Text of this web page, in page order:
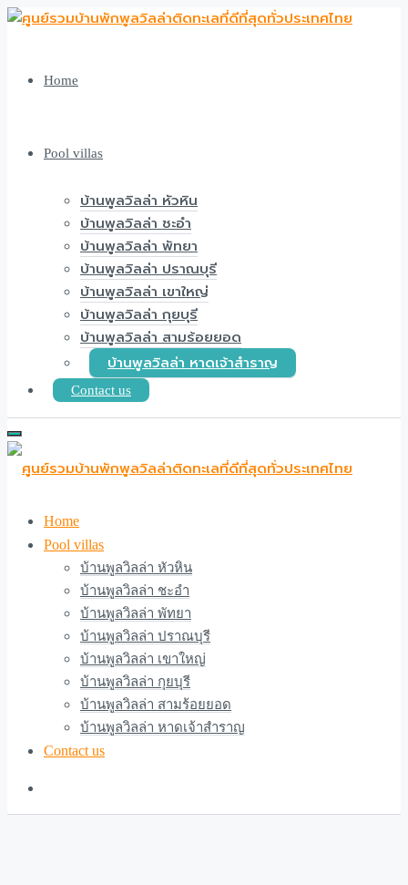
Home
Pool villas
บ้านพูลวิลล่า หัวหิน
บ้านพูลวิลล่า ชะอำ
บ้านพูลวิลล่า พัทยา
บ้านพูลวิลล่า ปราณบุรี
บ้านพูลวิลล่า เขาใหญ่
บ้านพูลวิลล่า กุยบุรี
บ้านพูลวิลล่า สามร้อยยอด
บ้านพูลวิลล่า หาดเจ้าสำราญ
Contact us
Home
Pool villas
บ้านพูลวิลล่า หัวหิน
บ้านพูลวิลล่า ชะอำ
บ้านพูลวิลล่า พัทยา
บ้านพูลวิลล่า ปราณบุรี
บ้านพูลวิลล่า เขาใหญ่
บ้านพูลวิลล่า กุยบุรี
บ้านพูลวิลล่า สามร้อยยอด
บ้านพูลวิลล่า หาดเจ้าสำราญ
Contact us